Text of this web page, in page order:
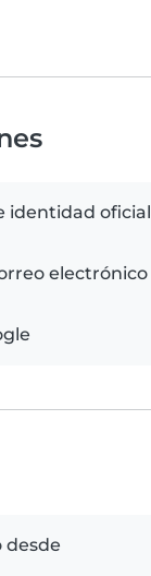
identidad oficial
electrónico
desde